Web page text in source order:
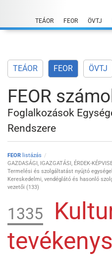
content
TEÁOR FEOR ÖVTJ
TEÁOR FEOR ÖVTJ
FEOR
Foglalkozások
Rendszere
FEOR listázás
GAZDASÁGI, IGAZGATÁSI, ÉRDEK-
Termelési és szolgáltatást nyújtó
Kereskedelmi, vendéglátó és hasonló
vezetői (133)
1335